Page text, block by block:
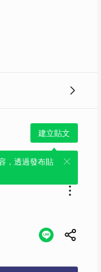
建立貼文
，透過發布貼